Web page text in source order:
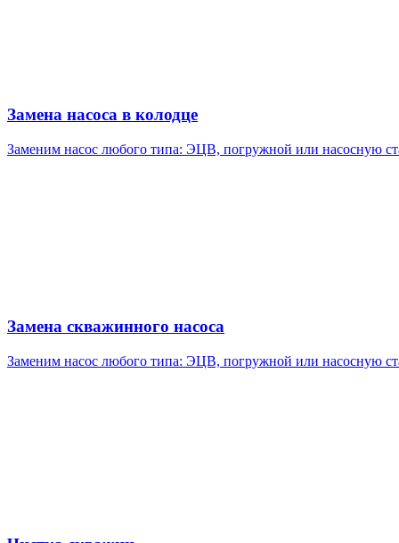
Замена насоса в колодце
Заменим насос любого типа: ЭЦВ, погружной или насосную
Замена скважинного насоса
Заменим насос любого типа: ЭЦВ, погружной или насосную